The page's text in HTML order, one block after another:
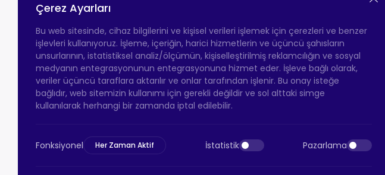
Soğutucu ve Isıtıcı Tekerleği
Ömerli Mah. Uzunçayır
34555 Arnavutköy/
+90 212 640 66
Çerez Ayarları
Bu web sitesinde, cihaz bilgilerini ve kişisel verileri işlemek için çerezleri ve benzer
işlevleri kullanıyoruz. İşleme, içeriğin, harici hizmetlerin ve üçüncü şahısların
unsurlarının, istatistiksel analiz/ölçümün, kişiselleştirilmiş reklamcılığın ve sosyal
medyanın entegrasyonunun entegrasyonuna hizmet eder. İşleve bağlı olarak,
veriler üçüncü taraflara aktarılır ve onlar tarafından işlenir. Bu onay isteğe
bağlıdır, web sitemizin kullanımı için gerekli değildir ve sol alttaki simge
kullanılarak herhangi bir zamanda iptal edilebilir.
Fonksiyonel Her Zaman Aktif İstatistik Pazarlama